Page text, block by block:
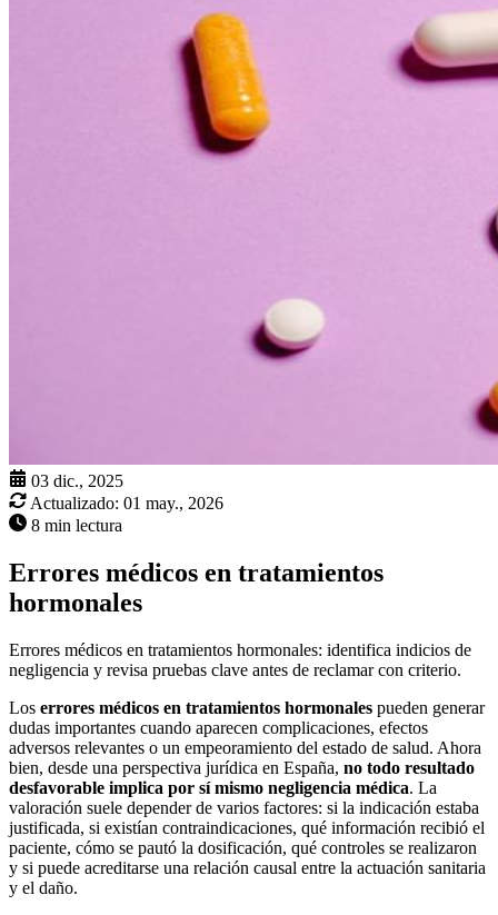
03 dic., 2025
Actualizado: 01 may., 2026
8 min lectura
Errores médicos en tratamientos
hormonales
Errores médicos en tratamientos hormonales: identifica indicios de
negligencia y revisa pruebas clave antes de reclamar con criterio.
Los errores médicos en tratamientos hormonales pueden generar
dudas importantes cuando aparecen complicaciones, efectos
adversos relevantes o un empeoramiento del estado de salud. Ahora
bien, desde una perspectiva jurídica en España, no todo resultado
desfavorable implica por sí mismo negligencia médica. La
valoración suele depender de varios factores: si la indicación estaba
justificada, si existían contraindicaciones, qué información recibió el
paciente, cómo se pautó la dosificación, qué controles se realizaron
y si puede acreditarse una relación causal entre la actuación sanitaria
y el daño.